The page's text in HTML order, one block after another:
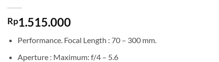
Rp1.515.000
Performance. Focal Length : 70 – 300 mm.
Aperture : Maximum: f/4 – 5.6